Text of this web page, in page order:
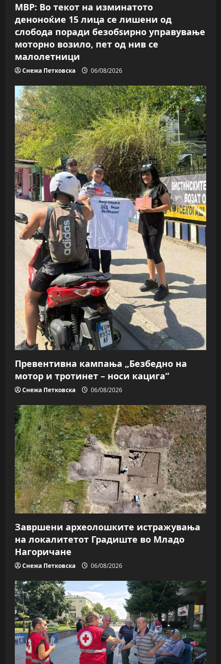
МВР: Во текот на изминатото
деноноќие 15 лица се лишени од
слобода поради безобѕирно управување
моторно возило, пет од нив се
малолетници
Снежа Петковска 06/08/2026
Превентивна кампања „Безбедно на
мотор и тротинет – носи кацига“
Снежа Петковска 06/08/2026
Завршени археолошките истражувања
на локалитетот Градиште во Младо
Нагоричане
Снежа Петковска 06/08/2026